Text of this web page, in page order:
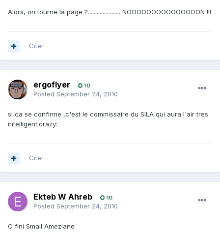
Alors, on tourne la page ?...................... NOOOOOOOOOOOOOOON !!!
Citer
ergoflyer 10
Posted September 24, 2010
si ca se confirme ,c'est le commissaire du SILA qui aura l'air tres
intelligent:crazy:
Citer
Ekteb W Ahreb 10
Posted September 24, 2010
C fini Smail Ameziane